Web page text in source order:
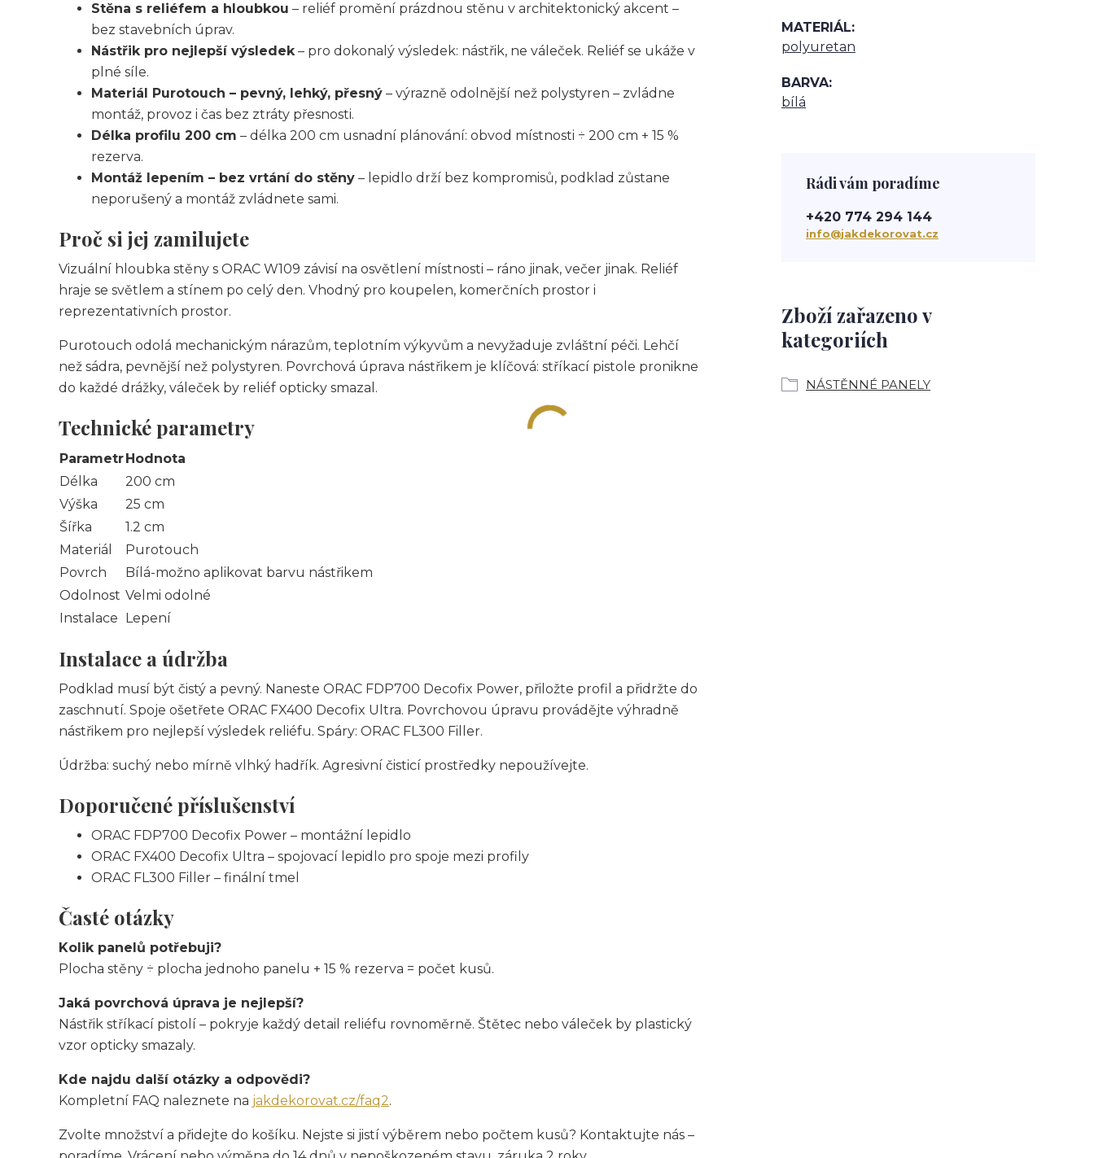
Stěna s reliéfem a hloubkou – reliéf promění prázdnou stěnu v architektonický akcent –
bez stavebních úprav.
Nástřik pro nejlepší výsledek– pro dokonalý výsledek: nástřik, ne váleček. Reliéf se ukáže v
plné síle.
Materiál Purotouch – pevný, lehký, přesný – výrazně odolnější než polystyren – zvládne
montáž, provoz i čas bez ztráty přesnosti.
Délka profilu 200 cm – délka 200 cm usnadní plánování: obvod místnosti ÷ 200 cm + 15 %
rezerva.
Montáž lepením – bez vrtání do stěny – lepidlo drží bez kompromisů, podklad zůstane
neporušený a montáž zvládnete sami.
Proč si jej zamilujete
Vizuální hloubka stěny s ORAC W109 závisí na osvětlení místnosti – ráno jinak, večer jinak. Reliéf
hraje se světlem a stínem po celý den. Vhodný pro koupelen, komerčních prostor i
reprezentativních prostor.
Purotouch odolá mechanickým nárazům, teplotním výkyvům a nevyžaduje zvláštní péči. Lehčí
než sádra, pevnější než polystyren. Povrchová úprava nástřikem je klíčová: stříkací pistole pronikne
do každé drážky, váleček by reliéf opticky smazal.
Technické parametry
ParametrHodnota
Délka
200 cm
Výška
25 cm
Šířka
1.2 cm
Materiál
Purotouch
Povrch
Bílá-možno aplikovat barvu nástřikem
Odolnost Velmi odolné
Instalace Lepení
Instalace a údržba
Podklad musí být čistý a pevný. Naneste ORAC FDP700 Decofix Power, přiložte profil a přidržte do
zaschnutí. Spoje ošetřete ORAC FX400 Decofix Ultra. Povrchovou úpravu provádějte výhradně
nástřikem pro nejlepší výsledek reliéfu. Spáry: ORAC FL300 Filler.
Údržba: suchý nebo mírně vlhký hadřík. Agresivní čisticí prostředky nepoužívejte.
Doporučené příslušenství
ORAC FDP700 Decofix Power – montážní lepidlo
ORAC FX400 Decofix Ultra – spojovací lepidlo pro spoje mezi profily
ORAC FL300 Filler – finální tmel
Časté otázky
Kolik panelů potřebuji?
Plocha stěny ÷ plocha jednoho panelu + 15 % rezerva = počet kusů.
Jaká povrchová úprava je nejlepší?
Nástřik stříkací pistolí – pokryje každý detail reliéfu rovnoměrně. Štětec nebo váleček by plastický
vzor opticky smazaly.
Kde najdu další otázky a odpovědi?
Kompletní FAQ naleznete na jakdekorovat.cz/faq2.
Zvolte množství a přidejte do košíku. Nejste si jistí výběrem nebo počtem kusů? Kontaktujte nás –
MATERIÁL
polyuretan
BARVA
bílá
Zboží zařazeno v
kategoriích
NÁSTĚNNÉ PANELY
Rádi vám poradíme
+420 774 294 144
info@jakdekorovat.cz